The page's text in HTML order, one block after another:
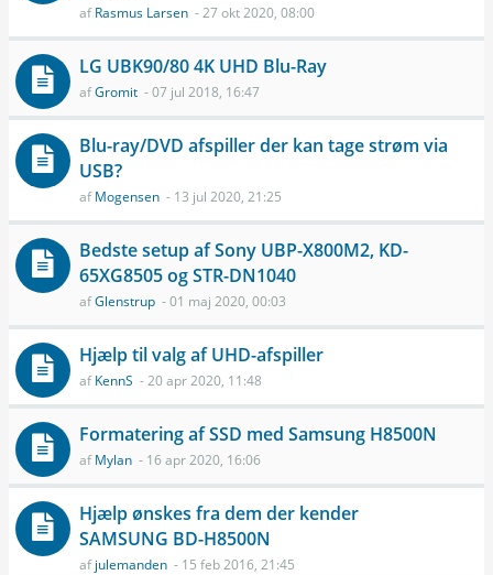
afRasmus Larsen - 27 okt 2020, 08:00
LG UBK90/80 4K UHD Blu-Ray
afGromit - 07 jul 2018, 16:47
Blu-ray/DVD afspiller der kan tage strøm via
USB?
afMogensen - 13 jul 2020, 21:25
Bedste setup af Sony UBP-X800M2, KD-
65XG8505 og STR-DN1040
afGlenstrup - 01 maj 2020, 00:03
Hjælp til valg af UHD-afspiller
afKennS - 20 apr 2020, 11:48
Formatering af SSD med Samsung H8500N
afMylan - 16 apr 2020, 16:06
Hjælp ønskes fra dem der kender
SAMSUNG BD-H8500N
afjulemanden - 15 feb 2016, 21:45